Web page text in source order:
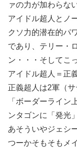
ァの力が加わらな
アイドル超人とノ
クソ力的潜在的パ
であり、テリー・
ン・・・そしてこ
アイドル超人＝正
正義超人は2軍（
「ボーダーライン
ンタゴンに「発光
あそういやジェシ
つーかそもそもメ